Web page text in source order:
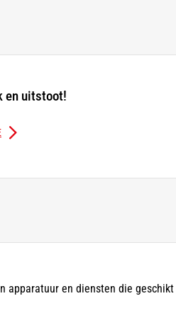
en uitstoot!
apparatuur en diensten die